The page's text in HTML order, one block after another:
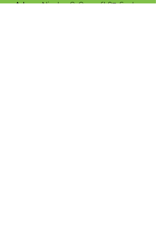
Adresa:Nicolae G. Caramfil 87, Sector